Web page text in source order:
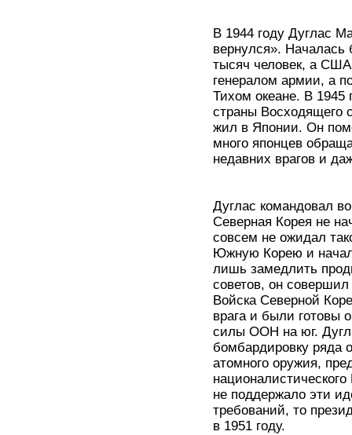
В 1944 году Дуглас
вернулся». Началась
тысяч человек, а
генералом армии, а
Тихом океане. В 1945
страны Восходящего
жил в Японии. Он
много японцев
недавних врагов и
Дуглас командовал
Северная Корея не
совсем не ожидал
Южную Корею и
лишь замедлить
советов, он
Войска Северной
врага и были готовы
силы ООН на юг.
бомбардировку ряда
атомного оружия,
не поддержало эти
требований, то
в 1951 году.